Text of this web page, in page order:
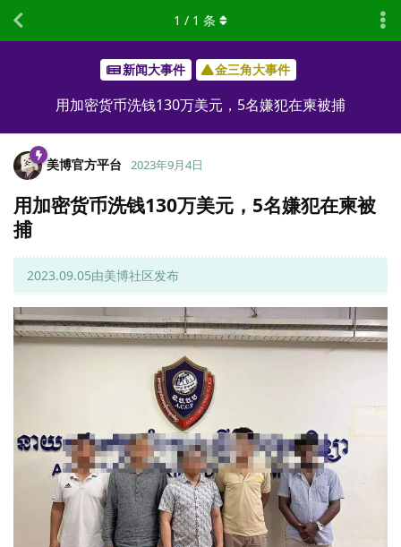
新闻大事件 金三角大事件
用加密货币洗钱130万美元，5名嫌犯在柬被捕
1 / 1 条
美博官方平台 2023年9月4日
用加密货币洗钱130万美元，5名嫌犯在柬被
捕
2023.09.05由美博社区发布